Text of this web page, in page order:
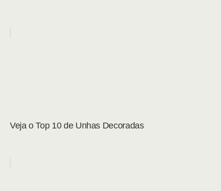
Veja o Top 10 de Unhas Decoradas